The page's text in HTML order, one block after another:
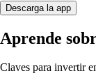
Descarga la app
Aprende
Claves para invertir